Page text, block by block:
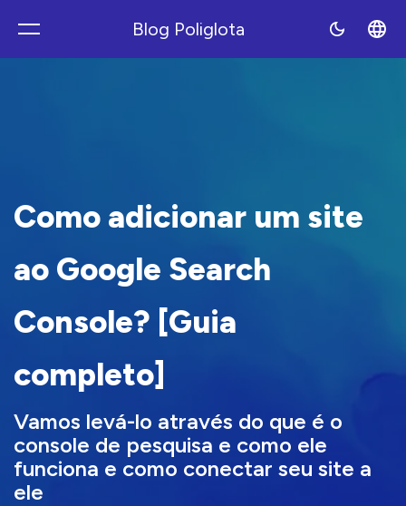
Blog Poliglota
Como adicionar um site
ao Google Search
Console? [Guia
completo]
Vamos levá-lo através do que é o
console de pesquisa e como ele
funciona e como conectar seu site a
ele